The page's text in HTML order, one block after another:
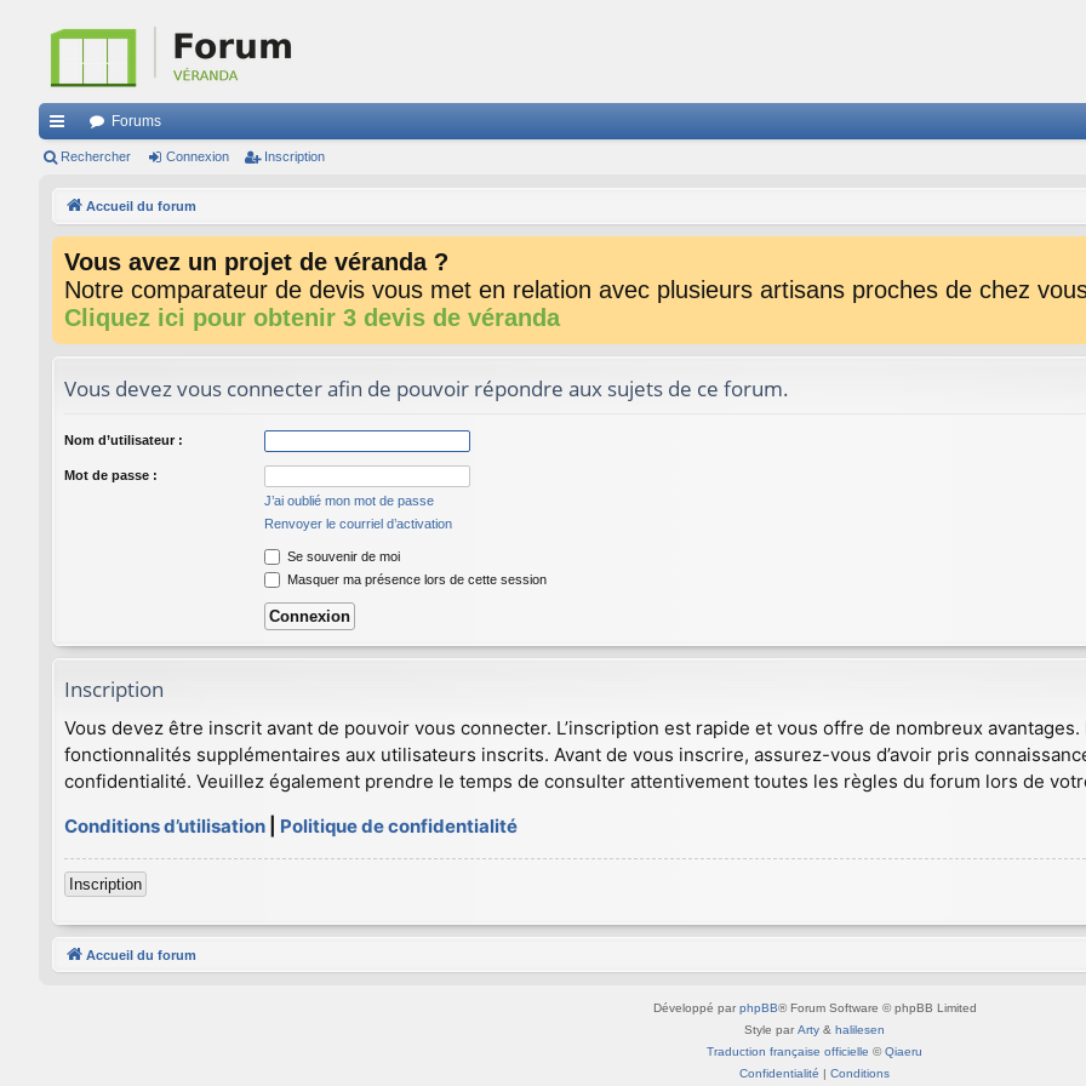
ac
Forums
Rechercher Connexion Inscription
Accueil du forum
Vous avez un projet de véranda ?
Notre comparateur de devis vous met en relation avec plusieurs artisans proches de chez
Cliquez ici pour obtenir 3 devis de véranda
Vous devez vous connecter afin de pouvoir répondre aux sujets de ce forum.
Nom d’utilisateur :
Mot de passe :
J’ai oublié mon mot de passe
Renvoyer le courriel d’activation
Se souvenir de moi
Masquer ma présence lors de cette session
Inscription
Vous devez être inscrit avant de pouvoir vous connecter. L’inscription est rapide et vous offre de nombreux
fonctionnalités supplémentaires aux utilisateurs inscrits. Avant de vous inscrire, assurez-vous d’avoir pris
confidentialité. Veuillez également prendre le temps de consulter attentivement toutes les règles du forum lors de
Conditions d’utilisation
Politique de confidentialité
Inscription
Accueil du forum
Développé par phpBB® Forum Software © phpBB Limited
Style par Arty & halilesen
Traduction française officielle ©Qiaeru
Confidentialité | Conditions